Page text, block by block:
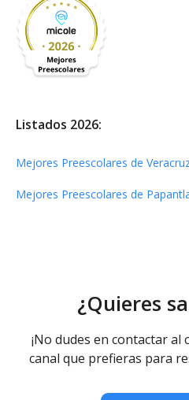
Listados 2026:
Mejores Preescolares de
Mejores Preescolares de
¿Quieres
¡No dudes en contactar al
canal que prefieras para